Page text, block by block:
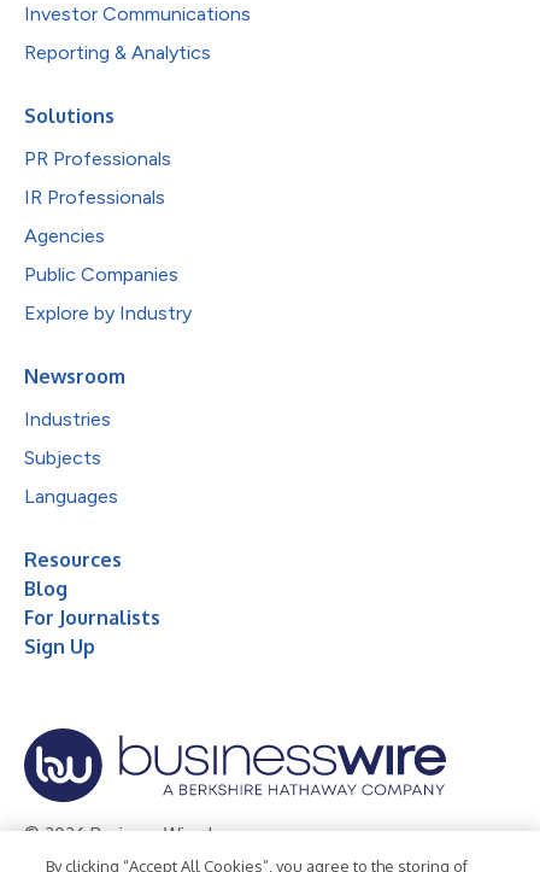
Investor Communications
Reporting & Analytics
Solutions
PR Professionals
IR Professionals
Agencies
Public Companies
Explore by Industry
Newsroom
Industries
Subjects
Languages
Resources
Blog
For Journalists
Sign Up
© 2026 Business Wire, Inc.
By clicking “Accept All Cookies”, you agree to the storing of